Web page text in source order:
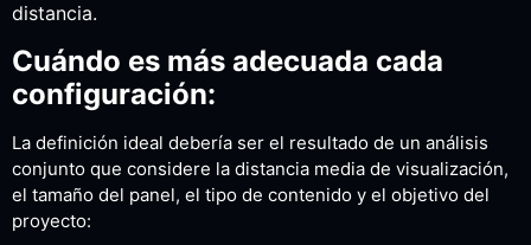
distancia.
Cuándo es más adecuada cada
configuración:
La definición ideal debería ser el resultado de un análisis
conjunto que considere la distancia media de visualización,
el tamaño del panel, el tipo de contenido y el objetivo del
proyecto: